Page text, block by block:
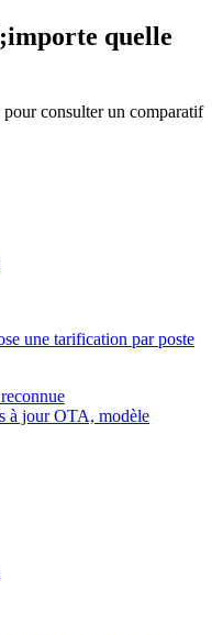
quelle
pour consulter un comparatif
une tarification par poste
à jour OTA, modèle